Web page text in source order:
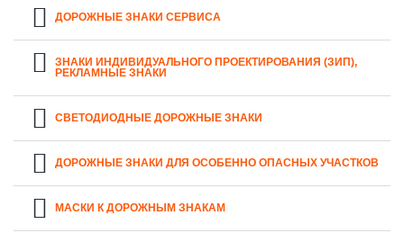
ДОРОЖНЫЕ ЗНАКИ СЕРВИСА
ЗНАКИ ИНДИВИДУАЛЬНОГО ПРОЕКТИРОВАНИЯ (ЗИП),
РЕКЛАМНЫЕ ЗНАКИ
СВЕТОДИОДНЫЕ ДОРОЖНЫЕ ЗНАКИ
ДОРОЖНЫЕ ЗНАКИ ДЛЯ ОСОБЕННО ОПАСНЫХ УЧАСТКОВ
МАСКИ К ДОРОЖНЫМ ЗНАКАМ